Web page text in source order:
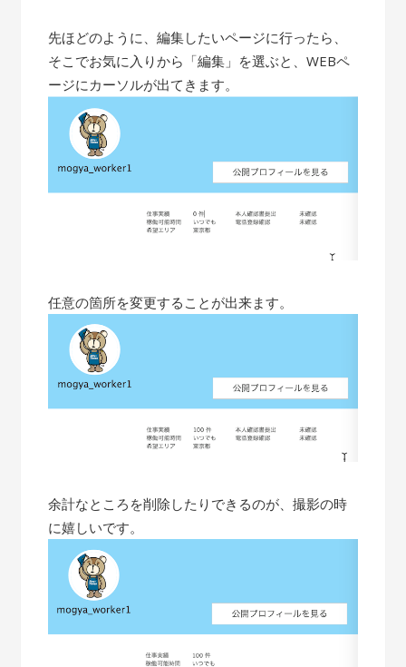
先ほどのように、編集したいページに行ったら、
そこでお気に入りから「編集」を選ぶと、WEBペ
ージにカーソルが出てきます。
任意の箇所を変更することが出来ます。
余計なところを削除したりできるのが、撮影の時
に嬉しいです。